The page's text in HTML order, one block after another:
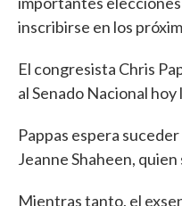
inscribirse en los
El congresista Chris
al Senado Nacional hoy
Pappas espera
Jeanne Shaheen,
Mientras tanto, el